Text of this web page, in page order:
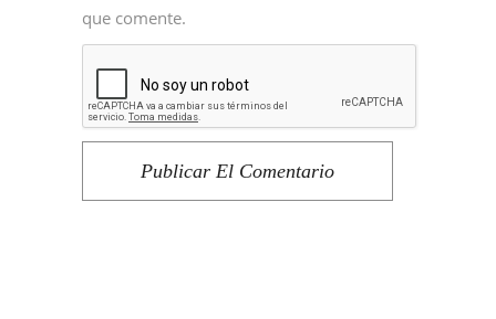
que comente.
Publicar El Comentario